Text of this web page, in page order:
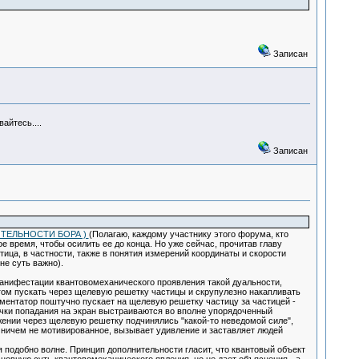
Записан
Записан
БОРА ) (Полагаю, каждому участнику этого форума, кто
время, чтобы осилить ее до конца. Но уже сейчас, прочитав главу
в частности, также в понятия измерений координаты и скорости
суть важно).
квантовомеханического проявления такой дуальности,
пускать через щелевую решетку частицы и скрупулезно накапливать
поштучно пускает на щелевую решетку частицу за частицей -
попадания на экран выстраиваются во вполне упорядоченный
через щелевую решетку подчинялись "какой-то неведомой силе",
не мотивированное, вызывает удивление и заставляет людей
волне. Принцип дополнительности гласит, что квантовый объект